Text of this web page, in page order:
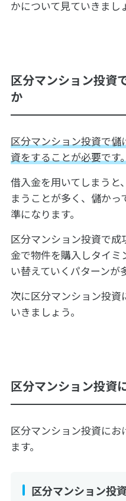
かについて見ていきまし
区分マンション投資
か
区分マンション投資で
資をすることが必要です。
借入金を用いてしまうと
まうことが多く、儲か
準になります。
区分マンション投資で
金で物件を購入しタイミ
い替えていくパターンが
次に区分マンション投
いきましょう。
区分マンション投資
区分マンション投資にお
ます。
区分マンション投